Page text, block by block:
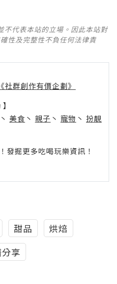
不代表本站的立場。因此本站對
性及完整性不負任何法律責
社群創作有價企劃》
丶 美食 丶 親子 丶 寵物 丶 扮靚
掘更多吃喝玩樂資訊！
甜品
烘焙
享